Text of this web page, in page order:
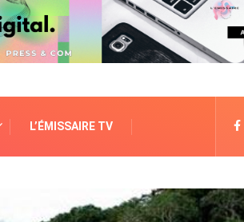
L’ÉMISSAIRE TV